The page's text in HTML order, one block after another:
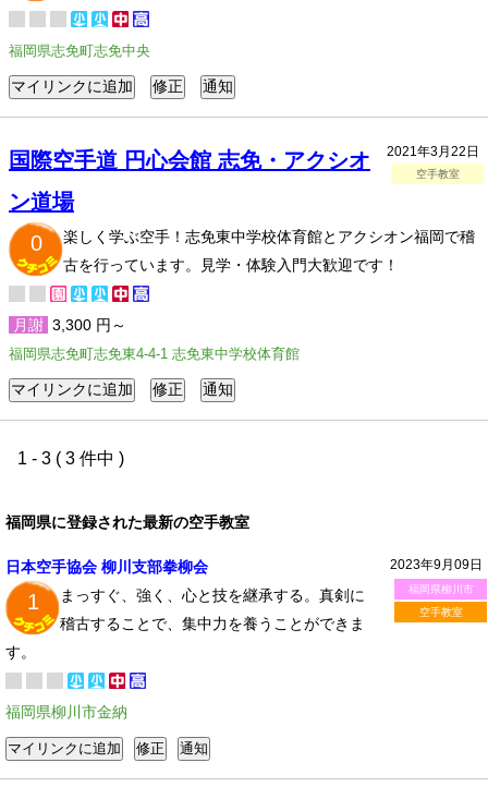
福岡県志免町志免中央
2021年3月22日
空手教室
国際空手道 円心会館 志免・アクシオ
ン道場
0
楽しく学ぶ空手！志免東中学校体育館とアクシオン福岡で稽
古を行っています。見学・体験入門大歓迎です！
月謝 3,300 円～
福岡県志免町志免東4-4-1 志免東中学校体育館
1 - 3 ( 3 件中 )
福岡県に登録された最新の空手教室
2023年9月09日
福岡県柳川市
空手教室
日本空手協会 柳川支部拳柳会
1
まっすぐ、強く、心と技を継承する。真剣に
稽古することで、集中力を養うことができま
す。
福岡県柳川市金納